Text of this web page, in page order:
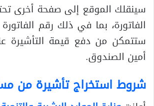
سينقلك الموقع إلى صفحة أخرى
الفاتورة، بما في ذلك رقم
ستتمكن من دفع قيمة التأشيرة
أمين الصندوق.
شروط استخراج تأشيرة من